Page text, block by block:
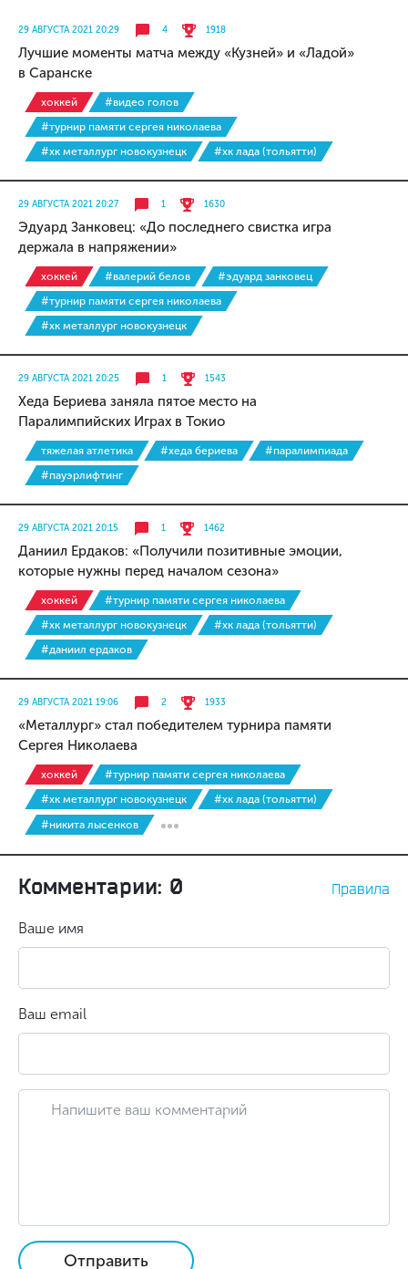
29 АВГУСТА 2021 20:29 4 1918
Лучшие моменты матча между «Кузней» и «Ладой»
в Саранске
хоккей
#видео голов
#турнир памяти сергея николаева
#хк металлург новокузнецк
#хк лада (тольятти)
29 АВГУСТА 2021 20:27 1 1630
Эдуард Занковец: «До последнего свистка игра
держала в напряжении»
хоккей #валерий белов
#эдуард занковец
#турнир памяти сергея николаева
#хк металлург новокузнецк
29 АВГУСТА 2021 20:25 1 1543
Хеда Бериева заняла пятое место на
Паралимпийских Играх в Токио
тяжелая атлетика #хеда бериева
#паралимпиада
#пауэрлифтинг
29 АВГУСТА 2021 20:15 1 1462
Даниил Ердаков: «Получили позитивные эмоции,
которые нужны перед началом сезона»
хоккей
#турнир памяти сергея николаева
#хк металлург новокузнецк
#хк лада (тольятти)
#даниил ердаков
29 АВГУСТА 2021 19:06 2 1933
«Металлург» стал победителем турнира памяти
Сергея Николаева
хоккей
#турнир памяти сергея николаева
#хк металлург новокузнецк
#хк лада (тольятти)
#никита лысенков
Комментарии: 0 Правила
Ваше имя
Ваш email
Отправить